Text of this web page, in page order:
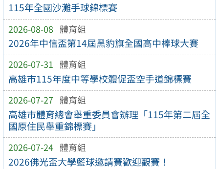
115年全國沙灘手球錦標賽
2026-08-08 體育組
2026年中信盃第14屆黑豹旗全國高中棒球大賽
2026-07-31 體育組
高雄市115年度中等學校體促盃空手道錦標賽
2026-07-27 體育組
高雄市體育總會舉重委員會辦理「115年第二屆全
國原住民舉重錦標賽」
2026-07-24 體育組
2026佛光盃大學籃球邀請賽歡迎觀賽！